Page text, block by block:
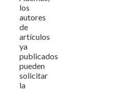
los
autores
de
artículos
ya
publicados
pueden
solicitar
la